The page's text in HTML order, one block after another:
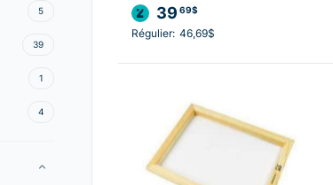
5
39
1
4
39 69$
Régulier: 46,69$